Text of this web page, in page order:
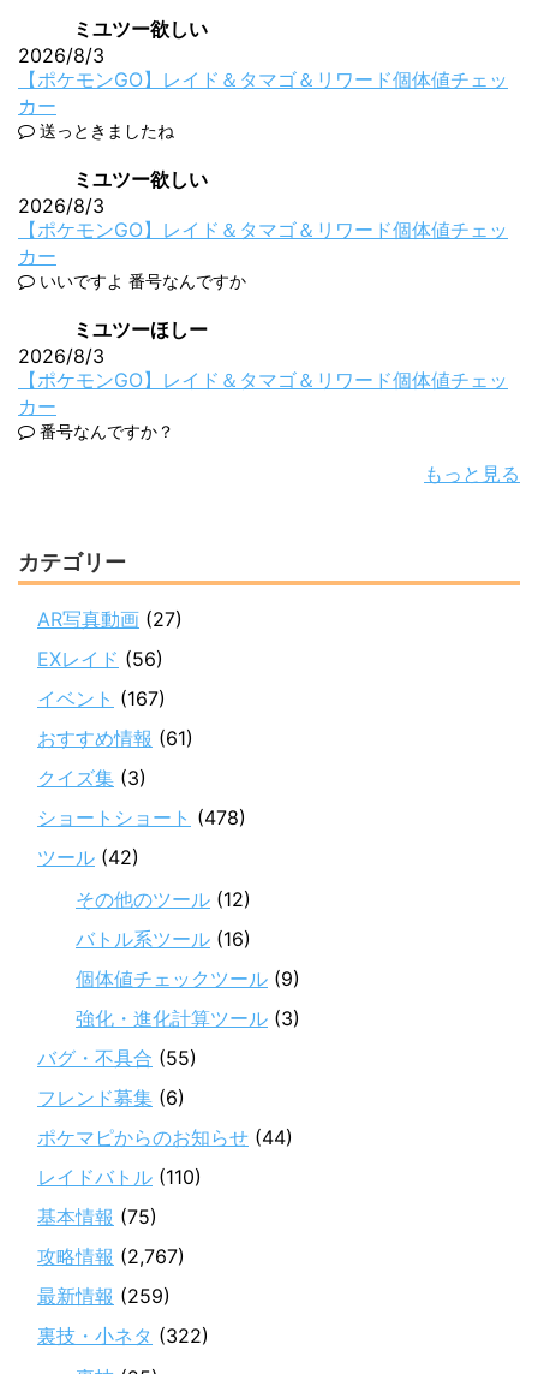
ミユツー欲しい
2026/8/3
【ポケモンGO】レイド＆タマゴ＆リワード個体値チェッ
カー
送っときましたね
ミユツー欲しい
2026/8/3
【ポケモンGO】レイド＆タマゴ＆リワード個体値チェッ
カー
いいですよ 番号なんですか
ミユツーほしー
2026/8/3
【ポケモンGO】レイド＆タマゴ＆リワード個体値チェッ
カー
番号なんですか？
もっと見る
カテゴリー
AR写真動画 (27)
EXレイド (56)
イベント (167)
おすすめ情報 (61)
クイズ集 (3)
ショートショート (478)
ツール (42)
その他のツール (12)
バトル系ツール (16)
個体値チェックツール (9)
強化・進化計算ツール (3)
バグ・不具合 (55)
フレンド募集 (6)
ポケマピからのお知らせ (44)
レイドバトル (110)
基本情報 (75)
攻略情報 (2,767)
最新情報 (259)
裏技・小ネタ (322)